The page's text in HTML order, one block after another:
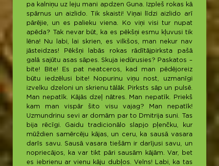
pa kalniņu uz leju mani apdzen Guna. Izpleš rokas kā
spārnus un aizlido. Tik skaisti! Viņai līdzi aizlido arī
pārējie, un es palieku viena. Ko viņi visi tur nupat
apēda? Tak nevar būt, ka es pēkšņi esmu kļuvusi tik
lēna! Nu labi, lai skrien, es vilkšos, man nekur nav
jāsteidzas! Pēkšņi labās rokas rādītājpirksta pašā
galā sajūtu asas sāpes. Skuja iedūrusies? Paskatos –
bite! Bite! Es pat neatceros, kad man pēdējoreiz
būtu iedzēlusi bite! Nopurinu viņu nost, uzmanīgi
izvelku dzeloni un skrienu tālāk. Pirksts sāp un pulsē.
Man nepatīk. Kājās dzeļ nātres. Man nepatīk. Priekš
kam man vispār šito visu vajag? Man nepatīk!
Uzmundrinu sevi ar domām par to Dmitrija suni. Tas
bija rēcīgi. Gaidu tradicionālo slapjo pļenčku, kur
mūždien samērcēju kājas, un ceru, ka sausā vasara
darīs savu. Sausā vasara tiešām ir darījusi savu, un
nopriecājos, ka var tikt pāri sausām kājām. Var, bet
es iebrienu ar vienu kāju dubļos. Velns! Labi, ka tas